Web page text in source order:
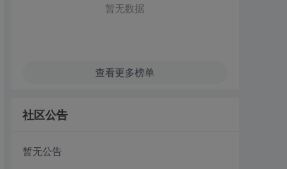
暂无数据
查看更多榜单
社区公告
暂无公告